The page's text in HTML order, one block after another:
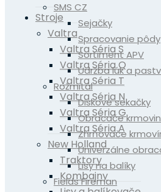
SMS CZ
Sejačky
Spracovanie pôdy
Sortiment APV
Údržba lúk a
Rožmitál
Diskové sekačky
Obracače
Zhrňovače
Univerzálne
Lisy na balíky
Fields Fireman
Stroje
Valtra
Valtra Séria S
Valtra Séria Q
Valtra Séria T
Valtra Séria N
Valtra Séria G
Valtra Séria A
New Holland
Traktory
Kombajny